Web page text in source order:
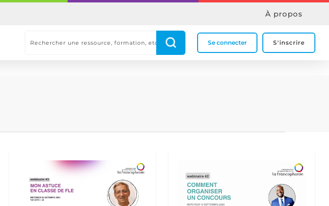
À propos
Se connecter S'inscrire